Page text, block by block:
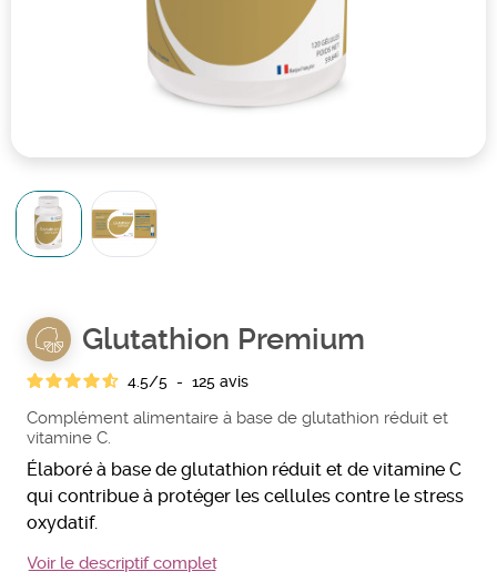
Glutathion Premium
4.5/5 - 125 avis
Complément alimentaire à base de glutathion réduit et
vitamine C.
Élaboré à base de glutathion réduit et de vitamine C
qui contribue à protéger les cellules contre le stress
oxydatif.
Voir le descriptif complet